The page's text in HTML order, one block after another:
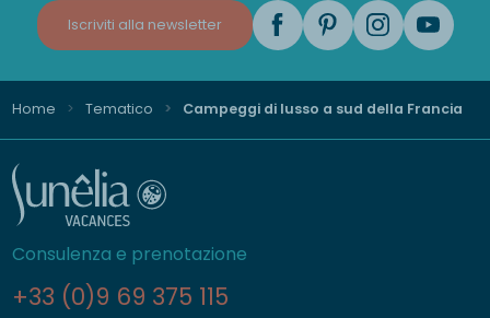
Iscriviti alla newsletter
Home Tematico Campeggi di lusso a sud della Francia
Consulenza e prenotazione
+33 (0)9 69 375 115